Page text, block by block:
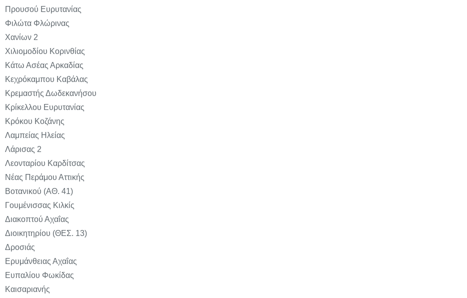
Προυσού Ευρυτανίας
Φιλώτα Φλώρινας
Χανίων 2
Χιλιομοδίου Κορινθίας
Κάτω Ασέας Αρκαδίας
Κεχρόκαμπου Καβάλας
Κρεμαστής Δωδεκανήσου
Κρίκελλου Ευρυτανίας
Κρόκου Κοζάνης
Λαμπείας Ηλείας
Λάρισας 2
Λεονταρίου Καρδίτσας
Νέας Περάμου Αττικής
Βοτανικού (ΑΘ. 41)
Γουμένισσας Κιλκίς
Διακοπτού Αχαΐας
Διοικητηρίου (ΘΕΣ. 13)
Δροσιάς
Ερυμάνθειας Αχαΐας
Ευπαλίου Φωκίδας
Καισαριανής